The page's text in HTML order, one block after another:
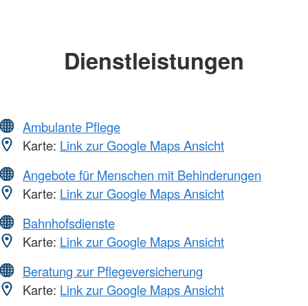
Dienstleistungen
Ambulante Pflege
Karte: Link zur Google Maps Ansicht
Angebote für Menschen mit Behinderungen
Karte: Link zur Google Maps Ansicht
Bahnhofsdienste
Karte: Link zur Google Maps Ansicht
Beratung zur Pflegeversicherung
Karte: Link zur Google Maps Ansicht